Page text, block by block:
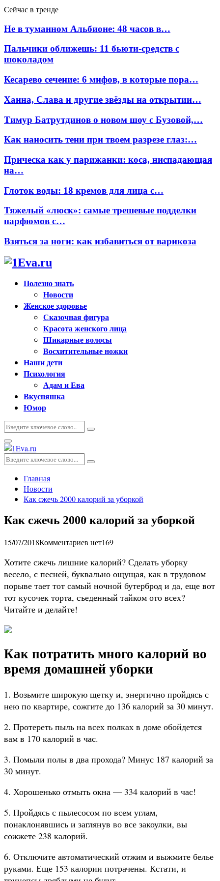
Сейчас в тренде
Не в туманном Альбионе: 48 часов в…
Пальчики оближешь: 11 бьюти-средств с
шоколадом
Кесарево сечение: 6 мифов, в которые пора…
Ханна, Слава и другие звёзды на открытии…
Тимур Батрутдинов о новом шоу с Бузовой,…
Как наносить тени при твоем разрезе глаз:…
Прическа как у парижанки: коса, ниспадающая
на…
Глоток воды: 18 кремов для лица с…
Тяжелый «люск»: самые трешевые подделки
парфюмов с…
Взяться за ноги: как избавиться от варикоза
Полезно знать
Новости
Женское здоровье
Сказочная фигура
Красота женского лица
Шикарные волосы
Восхитительные ножки
Наши дети
Психология
Адам и Ева
Вкусняшка
Юмор
Искать:
Поиск
Основное
меню
Искать:
Поиск
Главная
Новости
Как сжечь 2000 калорий за уборкой
Как сжечь 2000 калорий за уборкой
15/07/2018Комментариев нет169
Хотите сжечь лишние калорий? Сделать уборку
весело, с песней, буквально ощущая, как в трудовом
порыве тает тот самый ночной бутерброд и да, еще вот
тот кусочек торта, съеденный тайком ото всех?
Читайте и делайте!
Как потратить много калорий во
время домашней уборки
1. Возьмите широкую щетку и, энергично пройдясь с
нею по квартире, сожгите до 136 калорий за 30 минут.
2. Протереть пыль на всех полках в доме обойдется
вам в 170 калорий в час.
3. Помыли полы в два прохода? Минус 187 калорий за
30 минут.
4. Хорошенько отмыть окна — 334 калорий в час!
5. Пройдясь с пылесосом по всем углам,
понаклонявшись и заглянув во все закоулки, вы
сожжете 238 калорий.
6. Отключите автоматический отжим и выжмите белье
руками. Еще 153 калории потрачены. Кстати, и